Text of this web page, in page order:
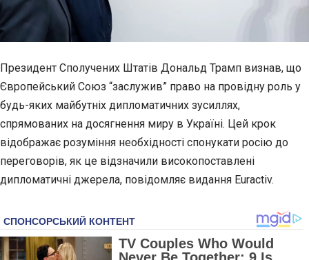
Президент Сполучених Штатів Дональд Трамп визнав, що
Європейський Союз “заслужив” право на провідну роль у
будь-яких майбутніх дипломатичних зусиллях,
спрямованих на досягнення миру в Україні. Цей крок
відображає розуміння необхідності спонукати росію до
переговорів, як це відзначили високопоставлені
дипломатичні джерела, повідомляє видання Euractiv.